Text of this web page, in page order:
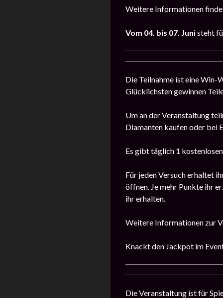
Weitere Informationen
Vom 04. bis 07. Junisteht
Die Teilnahme ist eine Win-
Glücklichsten gewinnen
Um an der Veranstaltung
Diamanten kaufen oder bei
Es gibt täglich 1
Für jeden Versuch erhaltet
öffnen. Je mehr Punkte ihr
ihr erhalten.
Weitere Informationen zur
Knackt den Jackpot im
Die Veranstaltung ist für